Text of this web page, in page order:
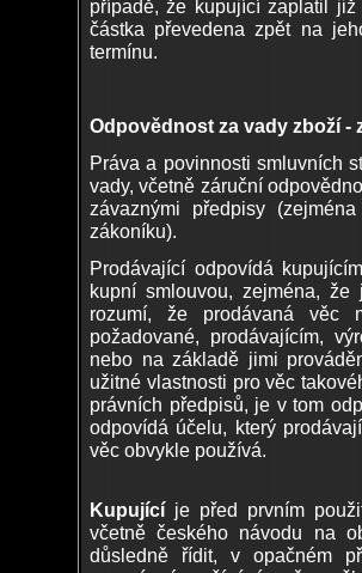
případě, že kupující zaplatil
částka převedena zpět na
termínu.
Odpovědnost za vady zboží -
Práva a povinnosti smluvních
vady, včetně záruční
závaznými předpisy
zákoníku).
Prodávající odpovídá
kupní smlouvou, zejména,
rozumí, že prodávaná věc
požadované, prodávajícím,
nebo na základě jimi
užitné vlastnosti pro věc
právních předpisů, je v tom
odpovídá účelu, který
věc obvykle používá.
Kupujícíje před prvním
včetně českého návodu na
důsledně řídit, v opačném